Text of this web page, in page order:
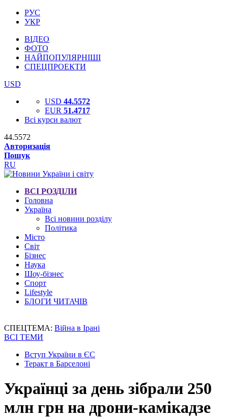
РУС
УКР
ВІДЕО
ФОТО
НАЙПОПУЛЯРНІШІ
СПЕЦПРОЕКТИ
USD
USD 44.5572
EUR 51.4717
Всі курси валют
44.5572
Авторизація
Пошук
RU
ВСІ РОЗДІЛИ
Головна
Україна
Всі новини розділу
Політика
Місто
Світ
Бізнес
Наука
Шоу-бізнес
Спорт
Lifestyle
БЛОГИ ЧИТАЧІВ
СПЕЦТЕМА: Війна в Ірані
ВСІ ТЕМИ
Вступ України в ЄС
Теракт в Барселоні
Українці за день зібрали 250
млн грн на дрони-камікадзе